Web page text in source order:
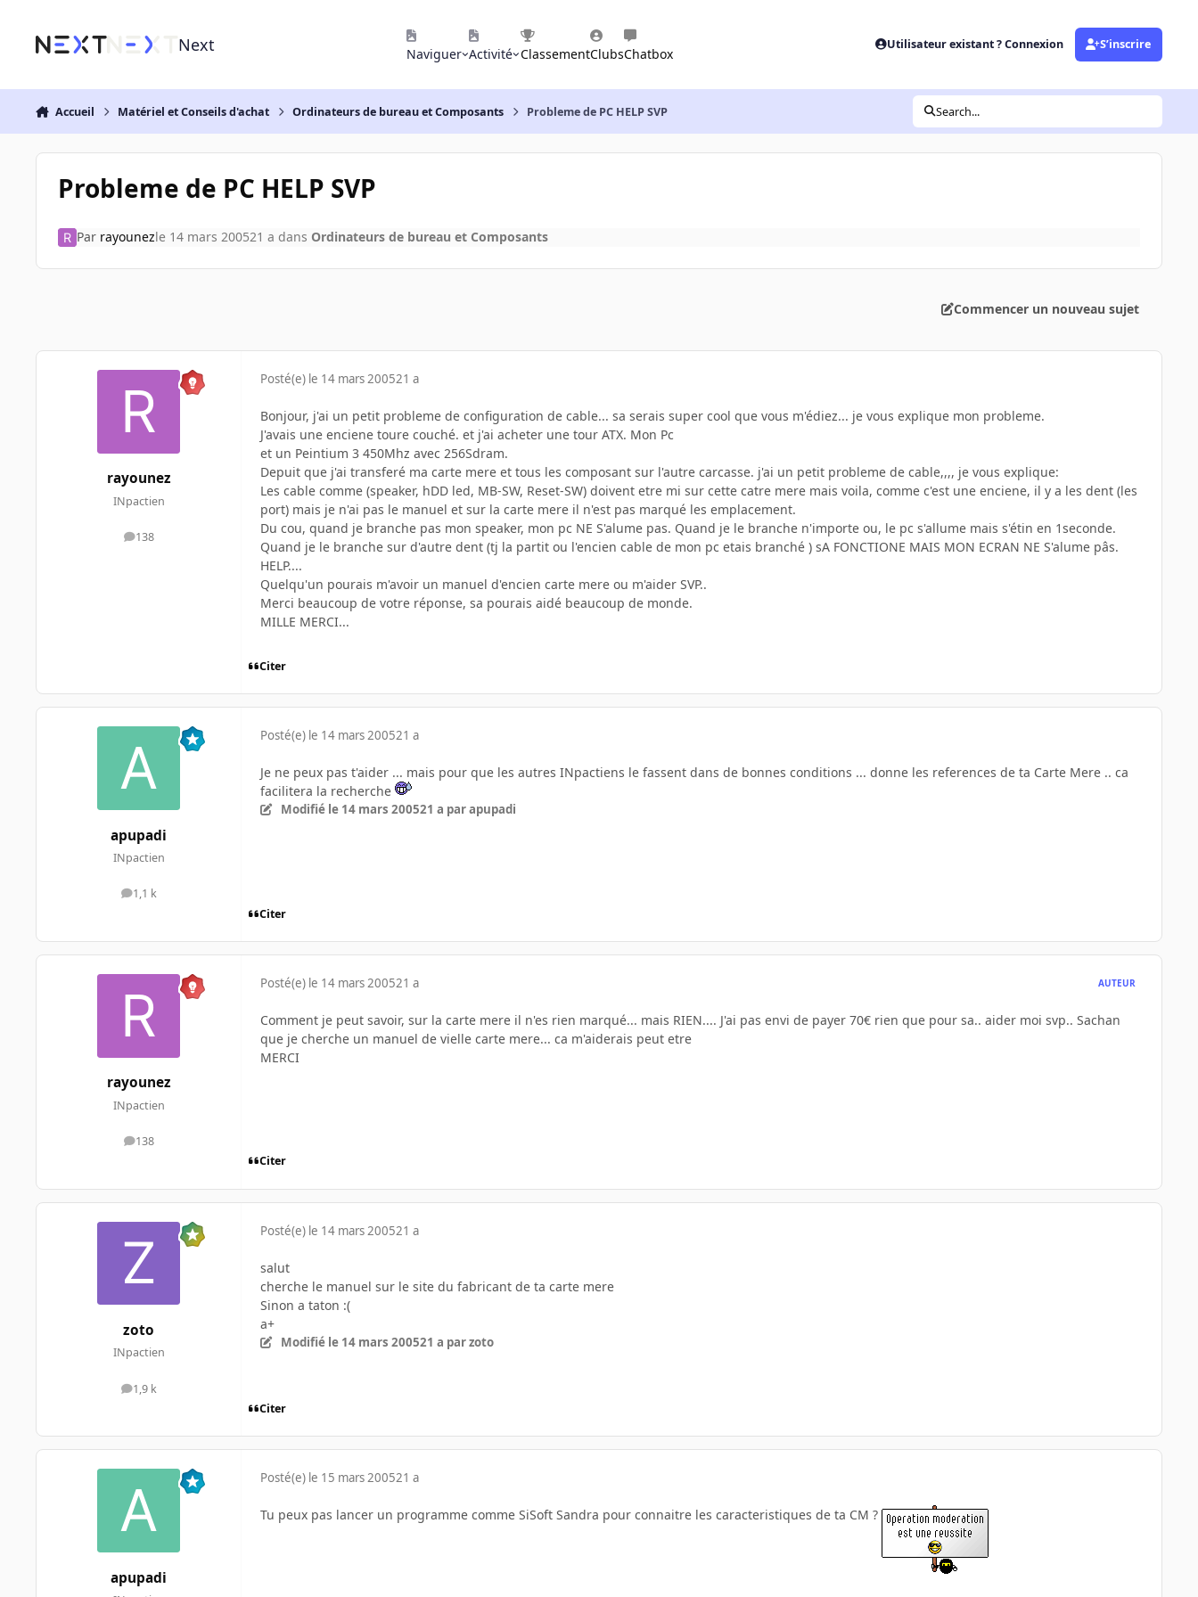
Next Naviguer Activité ClassementClubsChatbox
Utilisateur existant ? Connexion S’inscrire
Accueil Matériel et Conseils d'achat Ordinateurs de bureau et Composants Probleme de PC HELP SVP Search...
Probleme de PC HELP SVP
Par rayounezle 14 mars 200521 a dans Ordinateurs de bureau et Composants
Commencer un nouveau sujet
rayounez
INpactien
138
messages
Posté(e) le 14 mars 200521 a
Bonjour, j'ai un petit probleme de configuration de cable... sa serais super cool que vous m'édiez... je vous explique mon probleme.
J'avais une enciene toure couché. et j'ai acheter une tour ATX. Mon Pc
et un Peintium 3 450Mhz avec 256Sdram.
Depuit que j'ai transferé ma carte mere et tous les composant sur l'autre carcasse. j'ai un petit probleme de cable,,,, je vous explique:
Les cable comme (speaker, hDD led, MB-SW, Reset-SW) doivent etre mi sur cette catre mere mais voila, comme c'est une enciene, il y a les dent (les
port) mais je n'ai pas le manuel et sur la carte mere il n'est pas marqué les emplacement.
Du cou, quand je branche pas mon speaker, mon pc NE S'alume pas. Quand je le branche n'importe ou, le pc s'allume mais s'étin en 1seconde.
Quand je le branche sur d'autre dent (tj la partit ou l'encien cable de mon pc etais branché ) sA FONCTIONE MAIS MON ECRAN NE S'alume pâs.
HELP....
Quelqu'un pourais m'avoir un manuel d'encien carte mere ou m'aider SVP..
Merci beaucoup de votre réponse, sa pourais aidé beaucoup de monde.
MILLE MERCI...
Citer
apupadi
INpactien
1,1 k
messages
Posté(e) le 14 mars 200521 a
Je ne peux pas t'aider ... mais pour que les autres INpactiens le fassent dans de bonnes conditions ... donne les references de ta Carte Mere .. ca
facilitera la recherche
Modifié le 14 mars 200521 a par apupadi
Citer
rayounez
INpactien
138
messages
Posté(e) le 14 mars 200521 a AUTEUR
Comment je peut savoir, sur la carte mere il n'es rien marqué... mais RIEN.... J'ai pas envi de payer 70€ rien que pour sa.. aider moi svp.. Sachan
que je cherche un manuel de vielle carte mere... ca m'aiderais peut etre
MERCI
Citer
zoto
INpactien
1,9 k
messages
Posté(e) le 14 mars 200521 a
salut
cherche le manuel sur le site du fabricant de ta carte mere
Sinon a taton :(
a+
Modifié le 14 mars 200521 a par zoto
Citer
apupadi
Posté(e) le 15 mars 200521 a
Tu peux pas lancer un programme comme SiSoft Sandra pour connaitre les caracteristiques de ta CM ?